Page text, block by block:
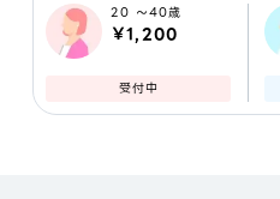
20 ～40歳
￥1,200
受付中